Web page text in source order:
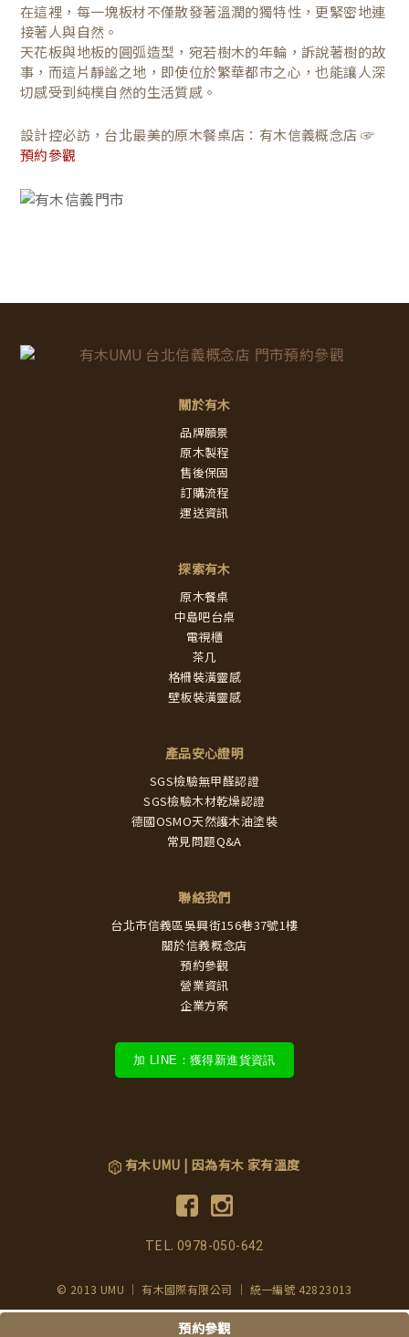
在這裡，每一塊板材不僅散發著溫潤的獨特性，更緊密地連
接著人與自然。
天花板與地板的圓弧造型，宛若樹木的年輪，訴說著樹的故
事，而這片靜謐之地，即使位於繁華都市之心，也能讓人深
切感受到純樸自然的生活質感。
設計控必訪，台北最美的原木餐桌店：有木信義概念店 ☞
預約參觀
關於有木
品牌願景
原木製程
售後保固
訂購流程
運送資訊
探索有木
原木餐桌
中島吧台桌
電視櫃
茶几
格柵裝潢靈感
壁板裝潢靈感
產品安心證明
SGS檢驗無甲醛認證
SGS檢驗木材乾燥認證
德國OSMO天然護木油塗裝
常見問題Q&A
聯絡我們
台北市信義區吳興街156巷37號1樓
關於信義概念店
預約參觀
營業資訊
企業方案
加 LINE：獲得新進貨資訊
有木UMU | 因為有木 家有溫度
TEL.0978-050-642
© 2013 UMU ｜ 有木國際有限公司 ｜ 統一編號 42823013
預約參觀